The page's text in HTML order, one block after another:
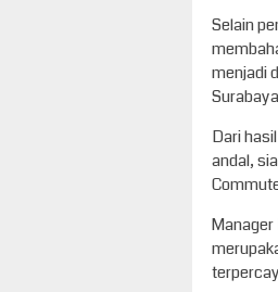
Selain
menjadi
Dari
andal,